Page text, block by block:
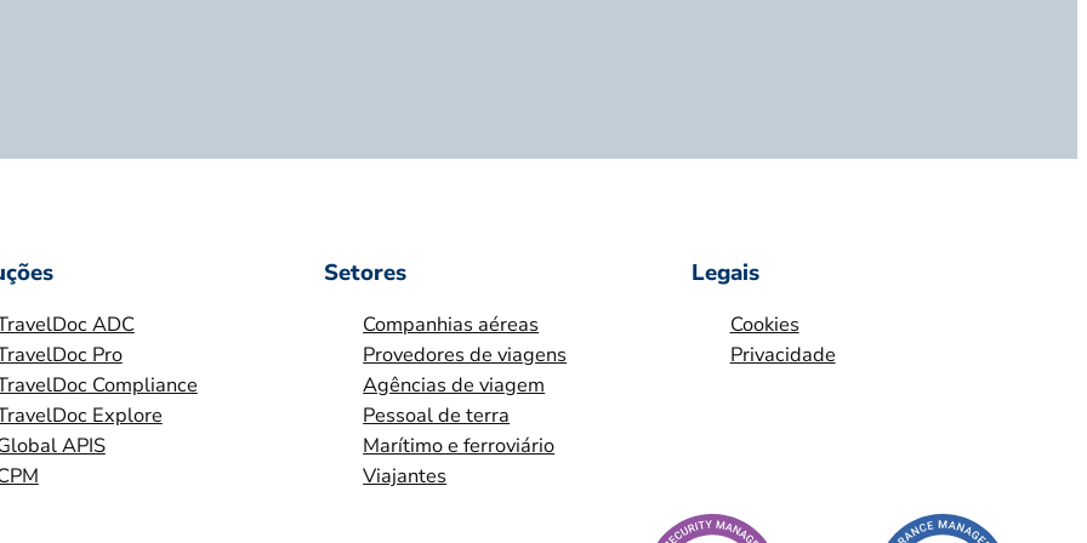
ADC
Pro
Compliance
Explore
APIS
Setores
Companhias aéreas
Provedores de viagens
Agências de viagem
Pessoal de terra
Marítimo e ferroviário
Viajantes
Legais
Cookies
Privacidade